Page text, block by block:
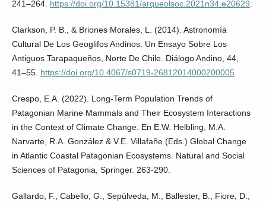
241–264. https://doi.org/10.15381/arqueolsoc.2021n34.e20629.
Clarkson, P. B., & Briones Morales, L. (2014). Astronomía
Cultural De Los Geoglifos Andinos: Un Ensayo Sobre Los
Antiguos Tarapaqueños, Norte De Chile. Diálogo Andino, 44,
41–55. https://doi.org/10.4067/s0719-26812014000200005
Crespo, E.A. (2022). Long-Term Population Trends of
Patagonian Marine Mammals and Their Ecosystem Interactions
in the Context of Climate Change. En E.W. Helbling, M.A.
Narvarte, R.A. González & V.E. Villafañe (Eds.) Global Change
in Atlantic Coastal Patagonian Ecosystems. Natural and Social
Sciences of Patagonia, Springer. 263-290.
Gallardo, F., Cabello, G., Sepúlveda, M., Ballester, B., Fiore, D.,